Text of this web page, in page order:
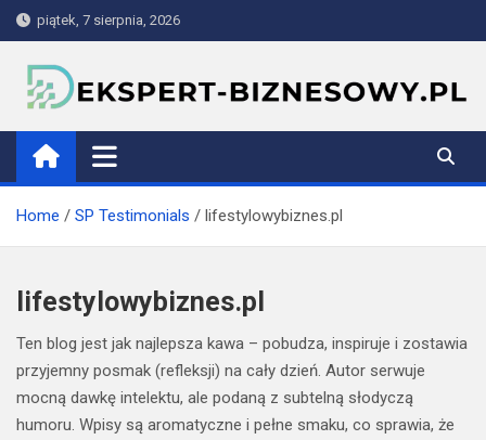
Skip
to
content
piątek, 7 sierpnia, 2026
ekspert-biznesowy.pl
Home SP Testimonials lifestylowybiznes.pl
lifestylowybiznes.pl
Ten blog jest jak najlepsza kawa – pobudza, inspiruje i zostawia
przyjemny posmak (refleksji) na cały dzień. Autor serwuje
mocną dawkę intelektu, ale podaną z subtelną słodyczą
humoru. Wpisy są aromatyczne i pełne smaku, co sprawia, że